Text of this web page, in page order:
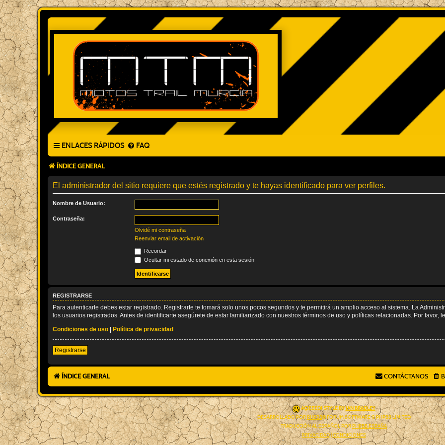
ENLACES RÁPIDOS FAQ
ÍNDICE GENERAL
El administrador del sitio requiere que estés registrado y te hayas identificado para ver perfiles.
Nombre de Usuario:
Contraseña:
Olvidé mi contraseña
Reenviar email de activación
Recordar
Ocultar mi estado de conexión en esta sesión
REGISTRARSE
Para autenticarte debes estar registrado. Registrarte te tomará solo unos pocos segundos y te permitirá un amplio acceso al sistema. La
los usuarios registrados. Antes de identificarte asegúrete de estar familiarizado con nuestros términos de uso y políticas relacionadas. Por favor,
Condiciones de uso | Política de privacidad
Registrarse
ÍNDICE GENERAL CONTÁCTANOS
AÇIEEED! STYLE BYIAN BRADLEY
DESARROLLADO POR PHPBB® FORUM SOFTWARE © PHPBB LIMITED
TRADUCCIÓN AL ESPAÑOL POR PHPBB ESPAÑA
PRIVACIDAD|CONDICIONES